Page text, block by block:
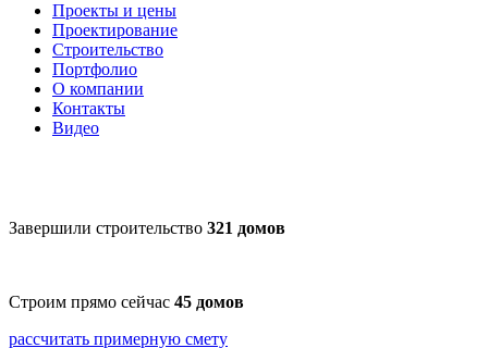
Проекты и цены
Проектирование
Строительство
Портфолио
О компании
Контакты
Видео
Завершили строительство 321 домов
Строим прямо сейчас 45 домов
рассчитать примерную смету